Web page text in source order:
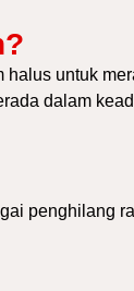
untuk
dalam
penghilang